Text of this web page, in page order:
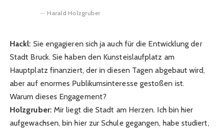
Harald Holzgruber
Hackl: Sie engagieren sich ja auch für die Entwicklung der
Stadt Bruck. Sie haben den Kunsteislaufplatz am
Hauptplatz finanziert, der in diesen Tagen abgebaut wird,
aber auf enormes Publikumsinteresse gestoßen ist.
Warum dieses Engagement?
Holzgruber: Mir liegt die Stadt am Herzen. Ich bin hier
aufgewachsen, bin hier zur Schule gegangen, habe studiert,